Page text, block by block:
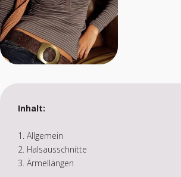
Inhalt:
1. Allgemein
2. Halsausschnitte
3. Ärmellängen